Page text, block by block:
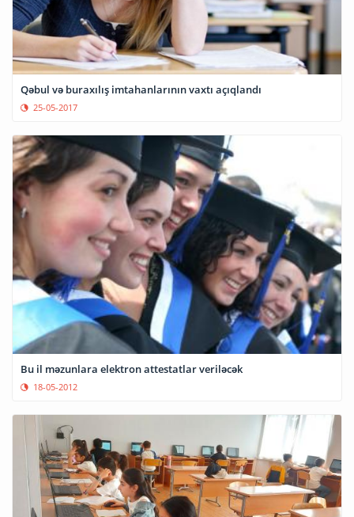
Qəbul və buraxılış imtahanlarının vaxtı açıqlandı
25-05-2017
Bu il məzunlara elektron attestatlar veriləcək
18-05-2012